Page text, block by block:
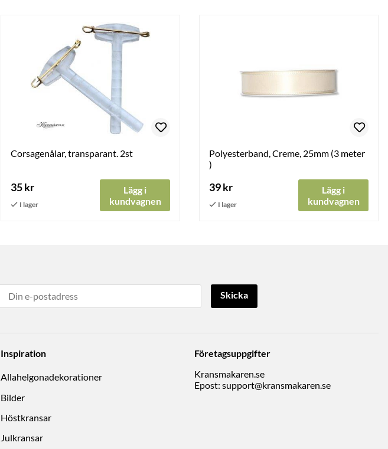
Corsagenålar, transparant. 2st
35 kr
Lägg i
kundvagnen
Polyesterband, Creme, 25mm (3 meter
)
39 kr
Lägg i
kundvagnen
Skicka
Inspiration
Allahelgonadekorationer
Bilder
Höstkransar
Julkransar
Företagsuppgifter
Kransmakaren.se
Epost: support@kransmakaren.se